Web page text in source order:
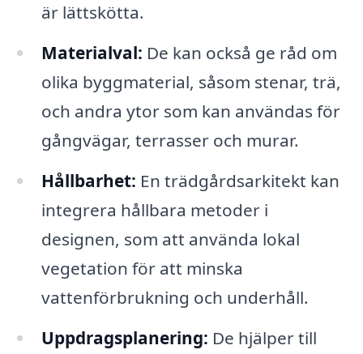
är lättskötta.
Materialval: De kan också ge råd om
olika byggmaterial, såsom stenar, trä,
och andra ytor som kan användas för
gångvägar, terrasser och murar.
Hållbarhet: En trädgårdsarkitekt kan
integrera hållbara metoder i
designen, som att använda lokal
vegetation för att minska
vattenförbrukning och underhåll.
Uppdragsplanering: De hjälper till